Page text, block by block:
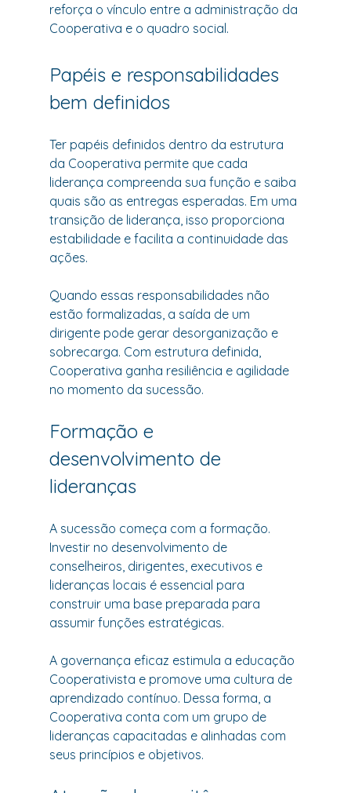
reforça o vínculo entre a administração da
Cooperativa e o quadro social.
Papéis e responsabilidades
bem definidos
Ter papéis definidos dentro da estrutura
da Cooperativa permite que cada
liderança compreenda sua função e saiba
quais são as entregas esperadas. Em uma
transição de liderança, isso proporciona
estabilidade e facilita a continuidade das
ações.
Quando essas responsabilidades não
estão formalizadas, a saída de um
dirigente pode gerar desorganização e
sobrecarga. Com estrutura definida,
Cooperativa ganha resiliência e agilidade
no momento da sucessão.
Formação e
desenvolvimento de
lideranças
A sucessão começa com a formação.
Investir no desenvolvimento de
conselheiros, dirigentes, executivos e
lideranças locais é essencial para
construir uma base preparada para
assumir funções estratégicas.
A governança eficaz estimula a educação
Cooperativista e promove uma cultura de
aprendizado contínuo. Dessa forma, a
Cooperativa conta com um grupo de
lideranças capacitadas e alinhadas com
seus princípios e objetivos.